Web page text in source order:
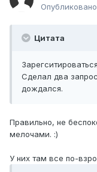
Опубликовано
Цитата
Сделал два
дождался.
Правильно, не
мелочами. :)
У них там все по-